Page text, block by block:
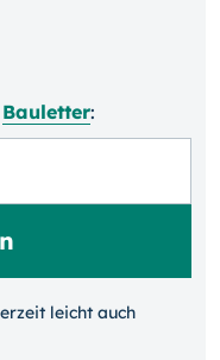
Bauletter:
leicht auch